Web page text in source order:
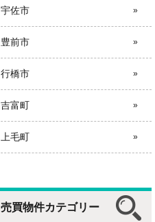
宇佐市
豊前市
行橋市
吉富町
上毛町
売買物件カテゴリー